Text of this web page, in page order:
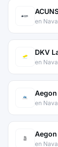
en
DKV
en
en
en